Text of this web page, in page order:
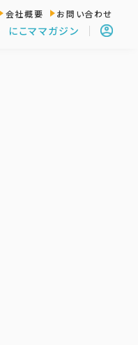
会社概要 お問い合わせ
にこママガジン